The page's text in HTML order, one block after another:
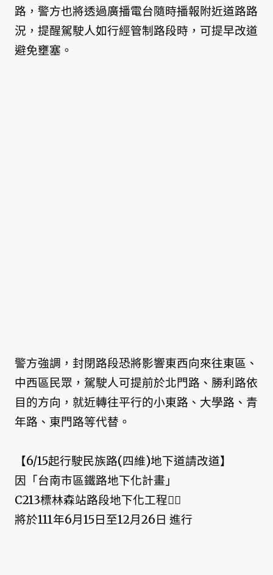
路，警方也將透過廣播電台隨時播報附近道路路
況，提醒駕駛人如行經管制路段時，可提早改道
避免壅塞。
警方強調，封閉路段恐將影響東西向來往東區、
中西區民眾，駕駛人可提前於北門路、勝利路依
目的方向，就近轉往平行的小東路、大學路、青
年路、東門路等代替。
【6/15起行駛民族路(四維)地下道請改道】
因「台南市區鐵路地下化計畫」
C213標林森站路段地下化工程👷‍♂
將於111年6月15日至12月26日 進行